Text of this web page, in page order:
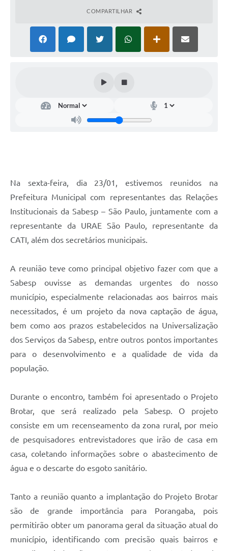
COMPARTILHAR
Na sexta-feira, dia 23/01, estivemos reunidos na
Prefeitura Municipal com representantes das Relações
Institucionais da Sabesp – São Paulo, juntamente com a
representante da URAE São Paulo, representante da
CATI, além dos secretários municipais.
A reunião teve como principal objetivo fazer com que a
Sabesp ouvisse as demandas urgentes do nosso
município, especialmente relacionadas aos bairros mais
necessitados, é um projeto da nova captação de água,
bem como aos prazos estabelecidos na Universalização
dos Serviços da Sabesp, entre outros pontos importantes
para o desenvolvimento e a qualidade de vida da
população.
Durante o encontro, também foi apresentado o Projeto
Brotar, que será realizado pela Sabesp. O projeto
consiste em um recenseamento da zona rural, por meio
de pesquisadores entrevistadores que irão de casa em
casa, coletando informações sobre o abastecimento de
água e o descarte do esgoto sanitário.
Tanto a reunião quanto a implantação do Projeto Brotar
são de grande importância para Porangaba, pois
permitirão obter um panorama geral da situação atual do
município, identificando com precisão quais bairros e